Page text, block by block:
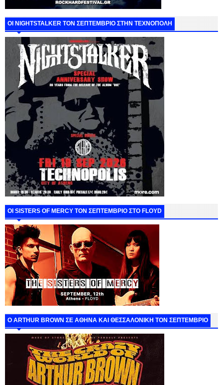
ΟΙ NIGHTSTALKER ΤΟΝ ΣΕΠΤΕΜΒΡΙΟ ΣΤΗΝ ΤΕΧΝΟΠΟΛΗ
ΟΙ SISTERS OF MERCY ΤΟΝ ΣΕΠΤΕΜΒΡΙΟ ΣΤΟ FLOYD
O ARTHUR BROWN ΣΕ ΑΘΗΝΑ ΚΑΙ ΘΕΣΣΑΛΟΝΙΚΗ ΤΟΝ ΣΕΠΤΕΜΒΡΙΟ